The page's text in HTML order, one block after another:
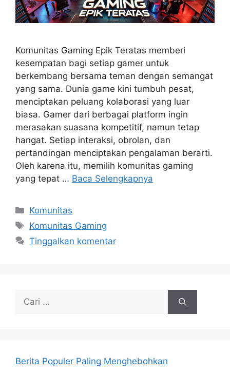
Komunitas Gaming Epik Teratas memberi
kesempatan bagi setiap gamer untuk
berkembang bersama teman dengan semangat
yang sama. Dunia game kini tumbuh pesat,
menciptakan peluang kolaborasi yang luar
biasa. Gamer dari berbagai platform ingin
merasakan suasana kompetitif, namun tetap
hangat. Setiap interaksi, obrolan, dan
pertandingan menciptakan pengalaman berarti.
Oleh karena itu, memilih komunitas gaming
yang tepat … Baca Selengkapnya
Kategori
Komunitas
Tag
Komunitas Gaming
Tinggalkan komentar
Cari
Berita Populer Paling Menghebohkan